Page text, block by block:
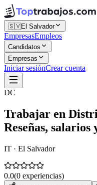
🇸🇻El Salvador
EmpresasEmpleos
Candidatos
Empresas
Iniciar sesiónCrear cuenta
DC
Trabajar en
Reseñas, salarios
IT · El Salvador
0.0(0 experiencias)